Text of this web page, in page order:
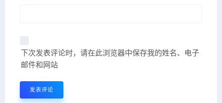
下次发表评论时，请在此浏览器中保存我的姓名、电子
邮件和网站